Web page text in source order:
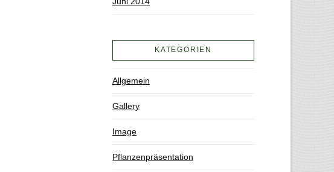
KATEGORIEN
Allgemein
Gallery
Image
Pflanzenpräsentation